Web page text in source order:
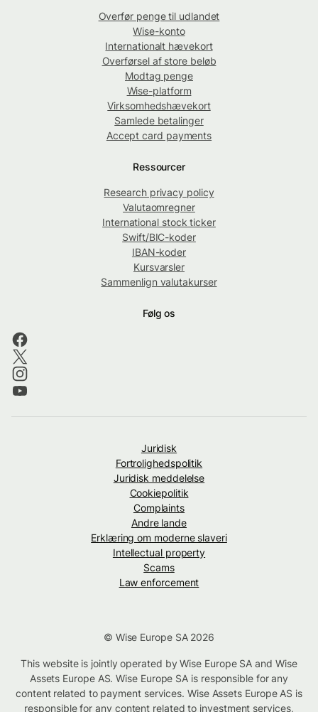
Overfør penge til udlandet
Wise-konto
Internationalt hævekort
Overførsel af store beløb
Modtag penge
Wise-platform
Virksomhedshævekort
Samlede betalinger
Accept card payments
Ressourcer
Research privacy policy
Valutaomregner
International stock ticker
Swift/BIC-koder
IBAN-koder
Kursvarsler
Sammenlign valutakurser
Følg os
Juridisk
Fortrolighedspolitik
Juridisk meddelelse
Cookiepolitik
Complaints
Andre lande
Erklæring om moderne slaveri
Intellectual property
Scams
Law enforcement
© Wise Europe SA 2026
This website is jointly operated by Wise Europe SA and Wise
Assets Europe AS. Wise Europe SA is responsible for any
content related to payment services. Wise Assets Europe AS is
responsible for any content related to investment services,